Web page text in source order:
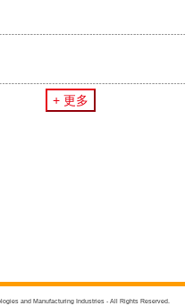
+ 更多
and Manufacturing Industries - All Rights Reserved.